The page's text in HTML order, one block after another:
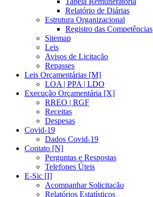
Relatório de Diárias
Estrutura Organizacional
Registro das Competências
Sitemap
Leis
Avisos de Licitação
Repasses
Leis Orçamentárias [M]
LOA | PPA | LDO
Execução Orçamentária [X]
RREO | RGF
Receitas
Despesas
Covid-19
Dados Covid-19
Contato [N]
Perguntas e Respostas
Telefones Úteis
E-Sic [I]
Acompanhar Solicitação
Relatórios Estatísticos